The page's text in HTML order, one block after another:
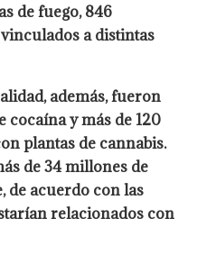
de fuego, 846
a distintas
además, fueron
cocaína y más de 120
plantas de cannabis.
de 34 millones de
de acuerdo con las
relacionados con